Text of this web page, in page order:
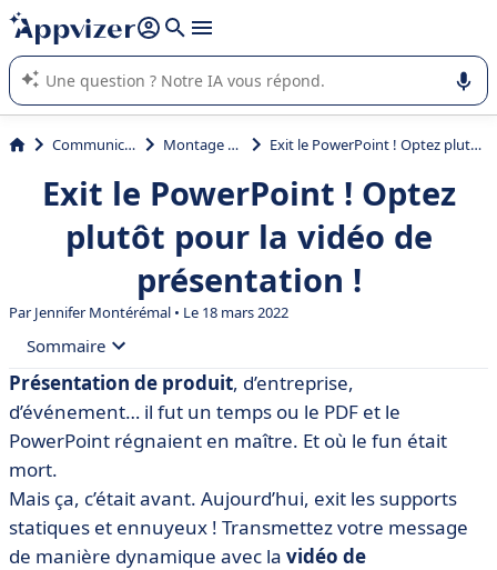
répondre (plusieurs lignes avec
L'IA de Appvizer vous guide dans l'utilisation ou la sélection de
logiciel SaaS en entreprise.
Communication Montage video Exit le PowerPoint ! Optez plutôt pour la vidéo de présentation !
Exit le PowerPoint ! Optez
plutôt pour la vidéo de
présentation !
ParJennifer Montérémal • Le 18 mars 2022
Sommaire
• Les cas d’usage de la vidéo de présentation
• Pourquoi la vidéo de présentation ? Les avantages
clés
• Comment faire une vidéo de présentation ? Les
5 étapes
• Exemples de vidéos de présentation réussies
Présentation de produit, d’entreprise,
d’événement… il fut un temps ou le PDF et le
PowerPoint régnaient en maître. Et où le fun était
mort.
Mais ça, c’était avant. Aujourd’hui, exit les supports
statiques et ennuyeux ! Transmettez votre message
de manière dynamique avec la vidéo de